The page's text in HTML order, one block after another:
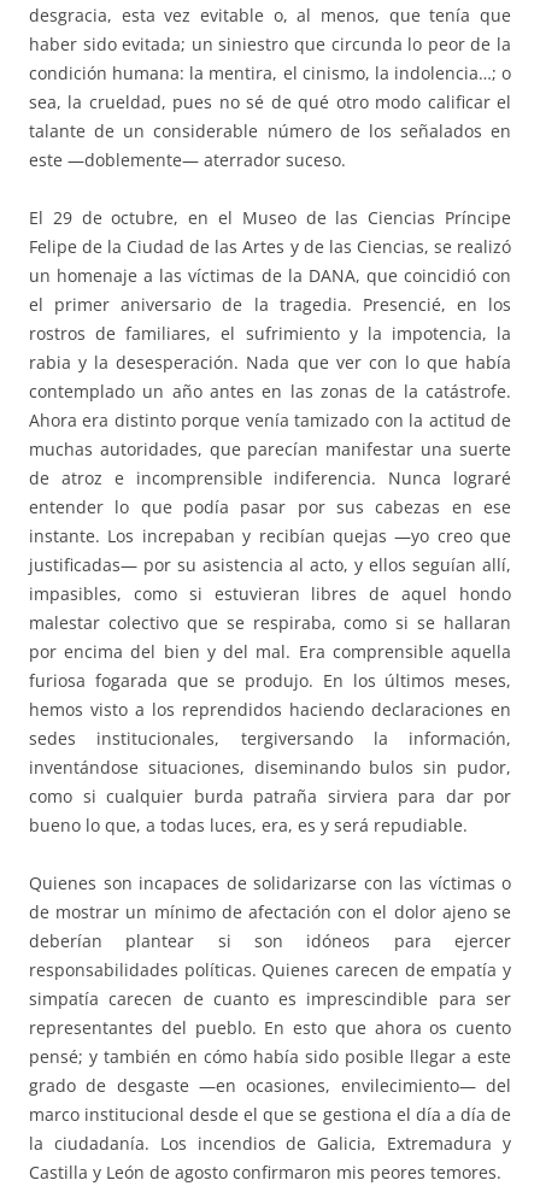
desgracia, esta vez evitable o, al menos, que tenía que
haber sido evitada; un siniestro que circunda lo peor de la
condición humana: la mentira, el cinismo, la indolencia…; o
sea, la crueldad, pues no sé de qué otro modo calificar el
talante de un considerable número de los señalados en
este —doblemente— aterrador suceso.
El 29 de octubre, en el Museo de las Ciencias Príncipe
Felipe de la Ciudad de las Artes y de las Ciencias, se realizó
un homenaje a las víctimas de la DANA, que coincidió con
el primer aniversario de la tragedia. Presencié, en los
rostros de familiares, el sufrimiento y la impotencia, la
rabia y la desesperación. Nada que ver con lo que había
contemplado un año antes en las zonas de la catástrofe.
Ahora era distinto porque venía tamizado con la actitud de
muchas autoridades, que parecían manifestar una suerte
de atroz e incomprensible indiferencia. Nunca lograré
entender lo que podía pasar por sus cabezas en ese
instante. Los increpaban y recibían quejas —yo creo que
justificadas— por su asistencia al acto, y ellos seguían allí,
impasibles, como si estuvieran libres de aquel hondo
malestar colectivo que se respiraba, como si se hallaran
por encima del bien y del mal. Era comprensible aquella
furiosa fogarada que se produjo. En los últimos meses,
hemos visto a los reprendidos haciendo declaraciones en
sedes institucionales, tergiversando la información,
inventándose situaciones, diseminando bulos sin pudor,
como si cualquier burda patraña sirviera para dar por
bueno lo que, a todas luces, era, es y será repudiable.
Quienes son incapaces de solidarizarse con las víctimas o
de mostrar un mínimo de afectación con el dolor ajeno se
deberían plantear si son idóneos para ejercer
responsabilidades políticas. Quienes carecen de empatía y
simpatía carecen de cuanto es imprescindible para ser
representantes del pueblo. En esto que ahora os cuento
pensé; y también en cómo había sido posible llegar a este
grado de desgaste —en ocasiones, envilecimiento— del
marco institucional desde el que se gestiona el día a día de
la ciudadanía. Los incendios de Galicia, Extremadura y
Castilla y León de agosto confirmaron mis peores temores.